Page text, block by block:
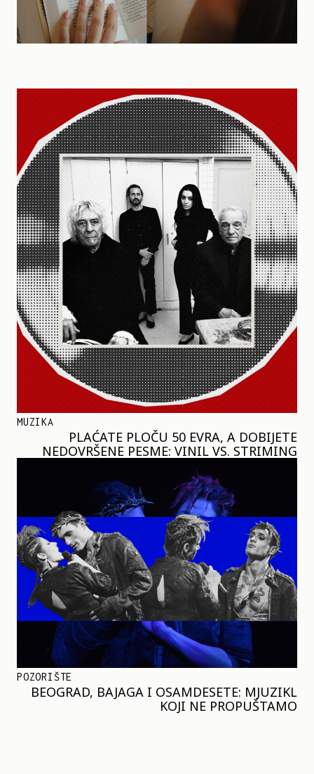
MUZIKA
PLAĆATE PLOČU 50 EVRA, A DOBIJETE
NEDOVRŠENE PESME: VINIL VS. STRIMING
POZORIŠTE
BEOGRAD, BAJAGA I OSAMDESETE: MJUZIKL
KOJI NE PROPUŠTAMO